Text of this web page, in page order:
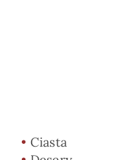
• Ciasta